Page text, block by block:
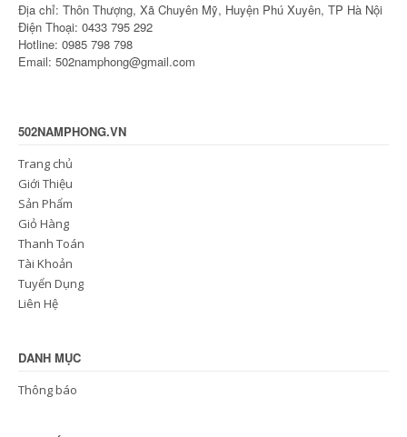
Địa chỉ: Thôn Thượng, Xã Chuyên Mỹ, Huyện Phú Xuyên, TP Hà Nội
Điện Thoại: 0433 795 292
Hotline: 0985 798 798
Email: 502namphong@gmail.com
502NAMPHONG.VN
Trang chủ
Giới Thiệu
Sản Phẩm
Giỏ Hàng
Thanh Toán
Tài Khoản
Tuyển Dụng
Liên Hệ
DANH MỤC
Thông báo